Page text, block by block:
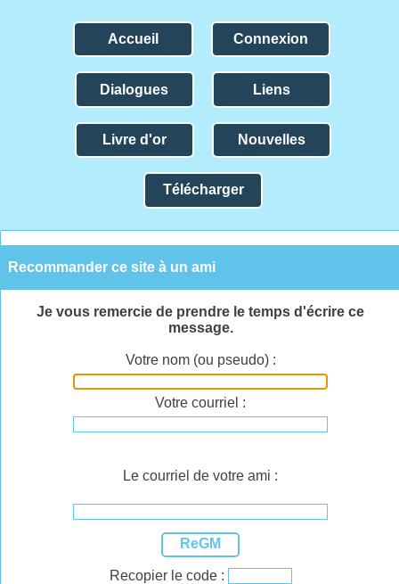
Accueil Connexion
Dialogues Liens
Livre d'or Nouvelles
Télécharger
Recommander ce site à un ami
Je vous remercie de prendre le temps d'écrire ce
message.
Votre nom (ou pseudo) :
Votre courriel :
Le courriel de votre ami :
ReGM
Recopier le code :